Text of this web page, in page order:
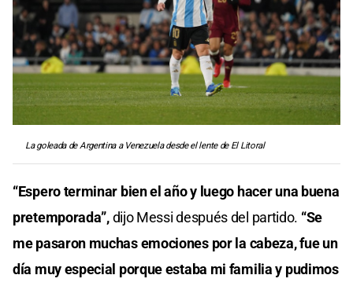
La goleada de Argentina a Venezuela desde el lente de El Litoral
“Espero terminar bien el año y luego hacer una buena
pretemporada”,dijo Messi después del partido. “Se
me pasaron muchas emociones por la cabeza, fue un
día muy especial porque estaba mi familia y pudimos